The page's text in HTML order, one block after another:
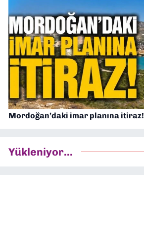
Mordoğan’daki imar planına itiraz!
Yükleniyor...